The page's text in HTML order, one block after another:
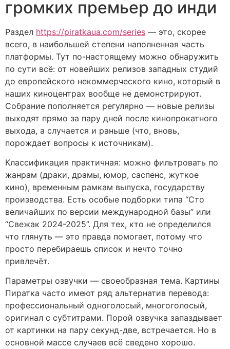
громких премьер до инди
Раздел https://piratkaua.com/series — это, скорее
всего, в наибольшей степени наполненная часть
платформы. Тут по-настоящему можно обнаружить
по сути всё: от новейших релизов западных студий
до европейского некоммерческого кино, который в
наших киноцентрах вообще не демонстрируют.
Собрание пополняется регулярно — новые релизы
выходят прямо за пару дней после кинопрокатного
выхода, а случается и раньше (что, вновь,
порождает вопросы к источникам).
Классификация практичная: можно фильтровать по
жанрам (драки, драмы, юмор, саспенс, жуткое
кино), временным рамкам выпуска, государству
производства. Есть особые подборки типа “Сто
величайших по версии международной базы” или
“Свежак 2024-2025”. Для тех, кто не определился
что глянуть — это правда помогает, потому что
просто перебираешь список и нечто точно
привлечёт.
Параметры озвучки — своеобразная тема. Картины
Пиратка часто имеют ряд альтернатив перевода:
профессиональный одноголосый, многоголосый,
оригинал с субтитрами. Порой озвучка запаздывает
от картинки на пару секунд-две, встречается. Но в
основной массе случаев всё сведено хорошо.